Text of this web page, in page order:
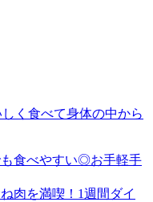
く食べて身体の中から
も食べやすい◎お手軽手
肉を満喫！1週間ダイ